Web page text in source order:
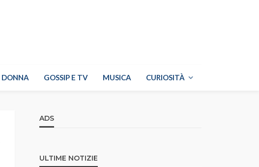
DONNA GOSSIP E TV MUSICA CURIOSITÀ
ADS
ULTIME NOTIZIE